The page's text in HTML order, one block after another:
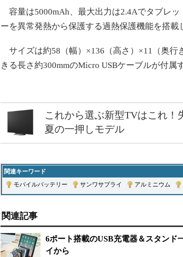
容量は5000mAh、最大出力は2.4Aでタブレ
ーを異常発熱から保護する過熱保護機能を搭載
サイズは約58（幅）×136（高さ）×11（奥行
きる長さ約300mmのMicro USBケーブルが付属
これから選ぶ新型TVはこれ！
夏の一押しモデル
関連キーワード
モバイルバッテリー
サンワサプライ アルミニウム
関連記事
6ポート搭載のUSB充電器＆スタン
イから